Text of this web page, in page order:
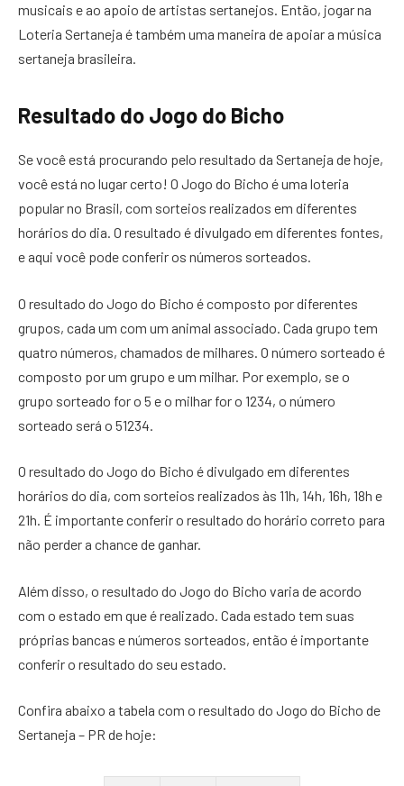
musicais e ao apoio de artistas sertanejos. Então, jogar na
Loteria Sertaneja é também uma maneira de apoiar a música
sertaneja brasileira.
Resultado do Jogo do Bicho
Se você está procurando pelo resultado da Sertaneja de hoje,
você está no lugar certo! O Jogo do Bicho é uma loteria
popular no Brasil, com sorteios realizados em diferentes
horários do dia. O resultado é divulgado em diferentes fontes,
e aqui você pode conferir os números sorteados.
O resultado do Jogo do Bicho é composto por diferentes
grupos, cada um com um animal associado. Cada grupo tem
quatro números, chamados de milhares. O número sorteado é
composto por um grupo e um milhar. Por exemplo, se o
grupo sorteado for o 5 e o milhar for o 1234, o número
sorteado será o 51234.
O resultado do Jogo do Bicho é divulgado em diferentes
horários do dia, com sorteios realizados às 11h, 14h, 16h, 18h e
21h. É importante conferir o resultado do horário correto para
não perder a chance de ganhar.
Além disso, o resultado do Jogo do Bicho varia de acordo
com o estado em que é realizado. Cada estado tem suas
próprias bancas e números sorteados, então é importante
conferir o resultado do seu estado.
Confira abaixo a tabela com o resultado do Jogo do Bicho de
Sertaneja – PR de hoje: